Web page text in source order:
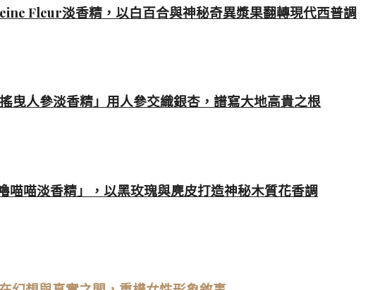
Fleur淡香精，以白百合與神秘奇異漿果翻轉現代西普調
曳人參淡香精」用人參交織銀杏，譜寫大地高貴之根
喵喵淡香精」，以黑玫瑰與麂皮打造神秘木質花香調